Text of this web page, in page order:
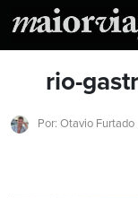
rio-
Por: Otavio Furtado